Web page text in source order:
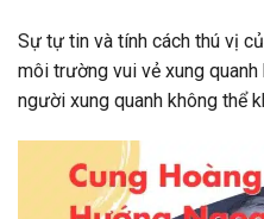
Sự tự tin và tính cách thú vị
môi trường vui vẻ xung
người xung quanh không thể